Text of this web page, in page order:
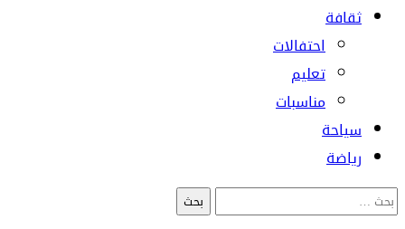
ثقافة
احتفالات
تعليم
مناسبات
سياحة
رياضة
البحث